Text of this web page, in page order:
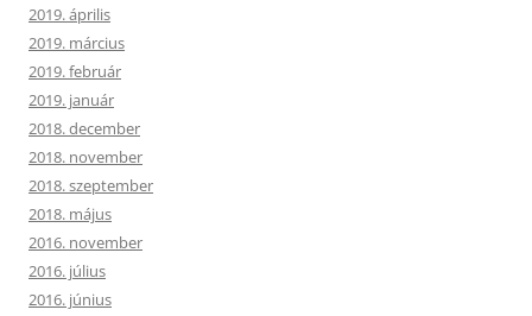
2019. április
2019. március
2019. február
2019. január
2018. december
2018. november
2018. szeptember
2018. május
2016. november
2016. július
2016. június